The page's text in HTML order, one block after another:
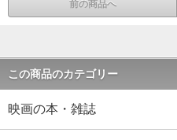
前の商品へ
この商品のカテゴリー
映画の本・雑誌